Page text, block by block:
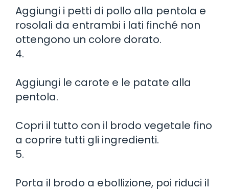
Aggiungi i petti di pollo alla pentola e
rosolali da entrambi i lati finché non
ottengono un colore dorato.
4.
Aggiungi le carote e le patate alla
pentola.
Copri il tutto con il brodo vegetale fino
a coprire tutti gli ingredienti.
5.
Porta il brodo a ebollizione, poi riduci il